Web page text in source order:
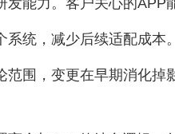
发能力。客户关心的
系统，减少后续适配成
围，变更在早期消化掉